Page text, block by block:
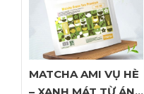
MATCHA AMI VỤ HÈ
– XANH MÁT TỪ ÁNH